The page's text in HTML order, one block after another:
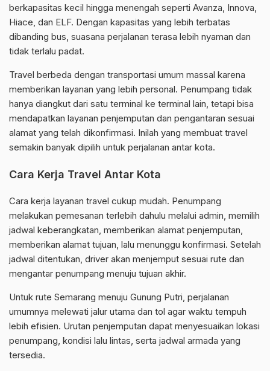
berkapasitas kecil hingga menengah seperti Avanza, Innova,
Hiace, dan ELF. Dengan kapasitas yang lebih terbatas
dibanding bus, suasana perjalanan terasa lebih nyaman dan
tidak terlalu padat.
Travel berbeda dengan transportasi umum massal karena
memberikan layanan yang lebih personal. Penumpang tidak
hanya diangkut dari satu terminal ke terminal lain, tetapi bisa
mendapatkan layanan penjemputan dan pengantaran sesuai
alamat yang telah dikonfirmasi. Inilah yang membuat travel
semakin banyak dipilih untuk perjalanan antar kota.
Cara Kerja Travel Antar Kota
Cara kerja layanan travel cukup mudah. Penumpang
melakukan pemesanan terlebih dahulu melalui admin, memilih
jadwal keberangkatan, memberikan alamat penjemputan,
memberikan alamat tujuan, lalu menunggu konfirmasi. Setelah
jadwal ditentukan, driver akan menjemput sesuai rute dan
mengantar penumpang menuju tujuan akhir.
Untuk rute Semarang menuju Gunung Putri, perjalanan
umumnya melewati jalur utama dan tol agar waktu tempuh
lebih efisien. Urutan penjemputan dapat menyesuaikan lokasi
penumpang, kondisi lalu lintas, serta jadwal armada yang
tersedia.